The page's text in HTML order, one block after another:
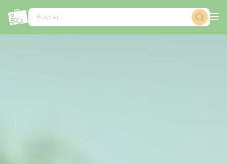
Buscar...
Panel de gestión de cookies